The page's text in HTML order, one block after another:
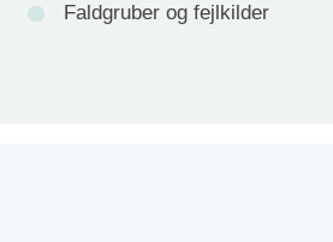
Faldgruber og fejlkilder